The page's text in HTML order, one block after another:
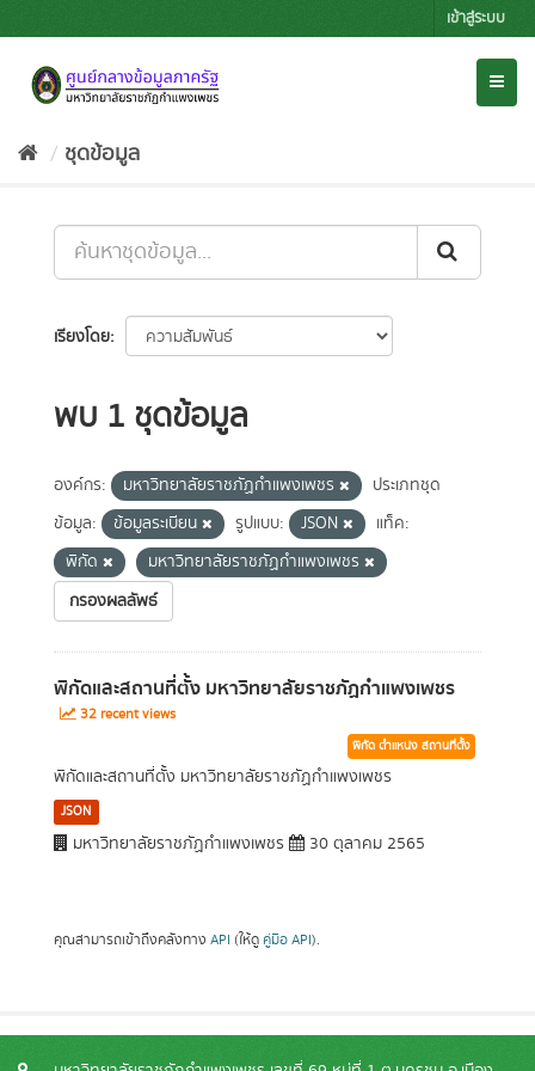
to
เข้าสู่ระบบ
ชุดข้อมูล
เรียงโดย
พบ 1 ชุดข้อมูล
องค์กร: มหาวิทยาลัยราชภัฏกำแพงเพชร
ประเภทชุด
ข้อมูล:
ข้อมูลระเบียน รูปแบบ: JSON
แท็ค:
พิกัด
มหาวิทยาลัยราชภัฏกำแพงเพชร
กรองผลลัพธ์
พิกัดและสถานที่ตั้ง มหาวิทยาลัยราชภัฏกำแพงเพชร
32 recent views
พิกัด ตำแหน่ง สถานที่ตั้ง
พิกัดและสถานที่ตั้ง มหาวิทยาลัยราชภัฏกำแพงเพชร
JSON
มหาวิทยาลัยราชภัฏกำแพงเพชร 30 ตุลาคม 2565
คุณสามารถเข้าถึงคลังทาง API (ให้ดู คู่มือ API).